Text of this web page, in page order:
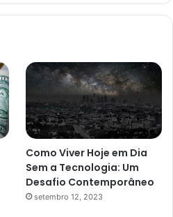
Como Viver Hoje em Dia
Sem a Tecnologia: Um
Desafio Contemporâneo
setembro 12, 2023